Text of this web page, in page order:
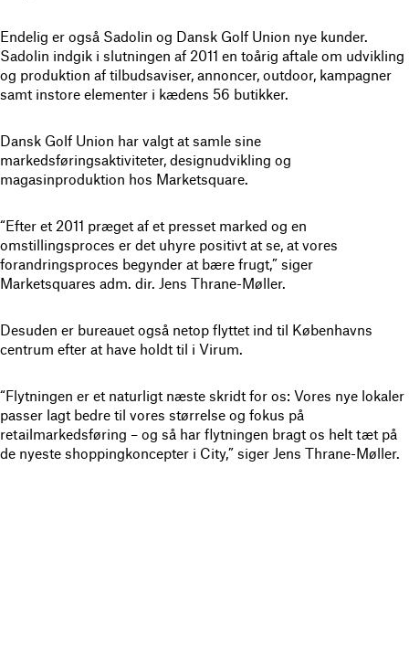
Endelig er også Sadolin og Dansk Golf Union nye kunder.
Sadolin indgik i slutningen af 2011 en toårig aftale om udvikling
og produktion af tilbudsaviser, annoncer, outdoor, kampagner
samt instore elementer i kædens 56 butikker.
Dansk Golf Union har valgt at samle sine
markedsføringsaktiviteter, designudvikling og
magasinproduktion hos Marketsquare.
“Efter et 2011 præget af et presset marked og en
omstillingsproces er det uhyre positivt at se, at vores
forandringsproces begynder at bære frugt,” siger
Marketsquares adm. dir. Jens Thrane-Møller.
Desuden er bureauet også netop flyttet ind til Københavns
centrum efter at have holdt til i Virum.
“Flytningen er et naturligt næste skridt for os: Vores nye lokaler
passer lagt bedre til vores størrelse og fokus på
retailmarkedsføring – og så har flytningen bragt os helt tæt på
de nyeste shoppingkoncepter i City,” siger Jens Thrane-Møller.